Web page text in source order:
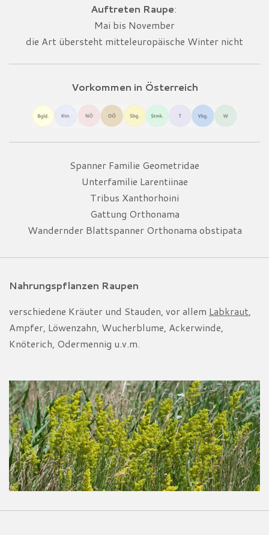
Auftreten Raupe:
Mai bis November
die Art übersteht mitteleuropäische Winter nicht
Vorkommen in Österreich
Spanner Familie Geometridae
Unterfamilie Larentiinae
Tribus Xanthorhoini
Gattung Orthonama
Wandernder Blattspanner Orthonama obstipata
Nahrungspflanzen Raupen
verschiedene Kräuter und Stauden, vor allem Labkraut,
Ampfer, Löwenzahn, Wucherblume, Ackerwinde,
Knöterich, Odermennig u.v.m.